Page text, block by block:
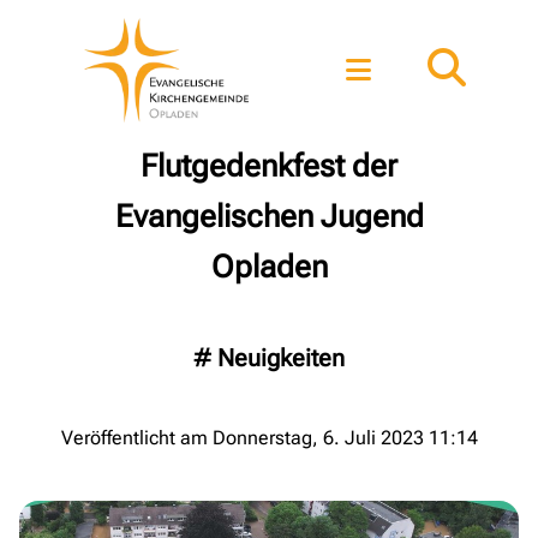
Flutgedenkfest der
Evangelischen Jugend
Opladen
# Neuigkeiten
Veröffentlicht am Donnerstag, 6. Juli 2023 11:14